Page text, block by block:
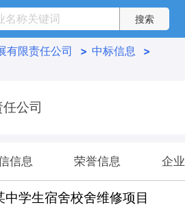
有限责任公司 > 中标信息
>
公司
信息 荣誉信息 企
学生宿舍校舍维修项目